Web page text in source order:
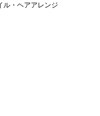
ル・ヘアアレンジ